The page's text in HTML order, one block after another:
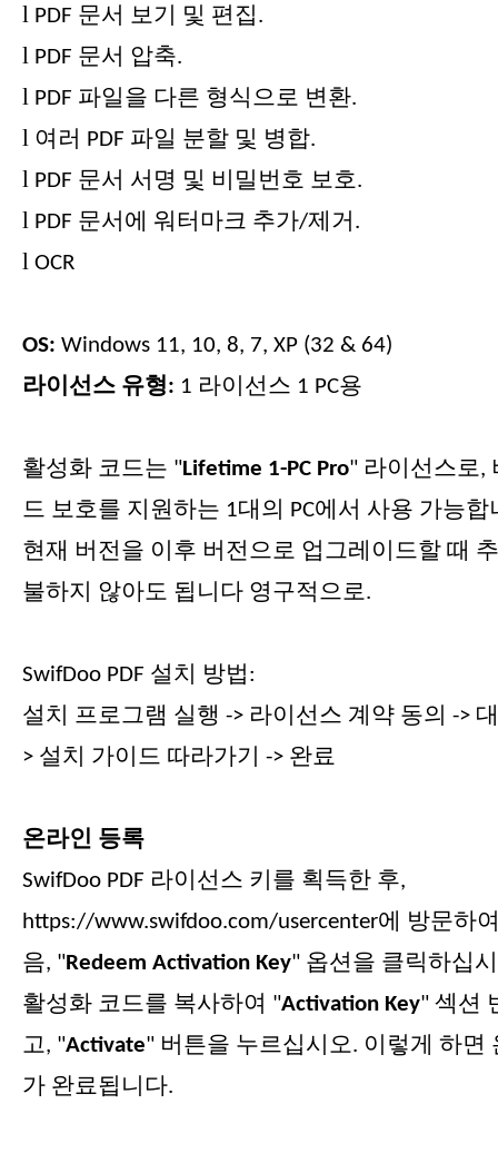
l PDF 문서 보기 및 편집.
l PDF 문서 압축.
l PDF 파일을 다른 형식으로 변환.
l 여러 PDF 파일 분할 및 병합.
l PDF 문서 서명 및 비밀번호 보호.
l PDF 문서에 워터마크 추가/제거.
l OCR
OS: Windows 11, 10, 8, 7, XP (32 & 64)
라이선스 유형: 1 라이선스 1 PC용
활성화 코드는 "Lifetime 1-PC Pro" 라이선스로,
드 보호를 지원하는 1대의 PC에서 사용 가능합
현재 버전을 이후 버전으로 업그레이드할 때
불하지 않아도 됩니다 영구적으로.
SwifDoo PDF 설치 방법:
설치 프로그램 실행 -> 라이선스 계약 동의 ->
> 설치 가이드 따라가기 -> 완료
온라인 등록
SwifDoo PDF 라이선스 키를 획득한 후,
https://www.swifdoo.com/usercenter에 방문하
음, "Redeem Activation Key" 옵션을 클릭하십
활성화 코드를 복사하여 "Activation Key" 섹션
고, "Activate" 버튼을 누르십시오. 이렇게 하면
가 완료됩니다.